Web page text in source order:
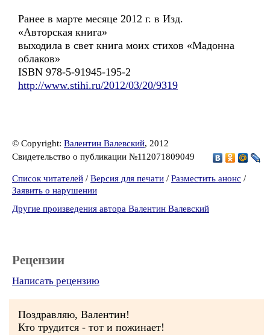
Ранее в марте месяце 2012 г. в Изд.
«Авторская книга»
выходила в свет книга моих стихов «Мадонна
облаков»
ISBN 978-5-91945-195-2
http://www.stihi.ru/2012/03/20/9319
© Copyright: Валентин Валевский, 2012
Свидетельство о публикации №112071809049
Список читателей / Версия для печати / Разместить анонс /
Заявить о нарушении
Другие произведения автора Валентин Валевский
Рецензии
Написать рецензию
Поздравляю, Валентин!
Кто трудится - тот и пожинает!